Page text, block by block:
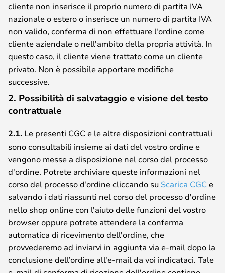
cliente non inserisce il proprio numero di partita IVA
nazionale o estero o inserisce un numero di partita IVA
non valido, conferma di non effettuare l'ordine come
cliente aziendale o nell'ambito della propria attività. In
questo caso, il cliente viene trattato come un cliente
privato. Non è possibile apportare modifiche
successive.
2. Possibilità di salvataggio e visione del testo
contrattuale
2.1. Le presenti CGC e le altre disposizioni contrattuali
sono consultabili insieme ai dati del vostro ordine e
vengono messe a disposizione nel corso del processo
d'ordine. Potrete archiviare queste informazioni nel
corso del processo d’ordine cliccando su Scarica CGC e
salvando i dati riassunti nel corso del processo d'ordine
nello shop online con l'aiuto delle funzioni del vostro
browser oppure potrete attendere la conferma
automatica di ricevimento dell'ordine, che
provvederemo ad inviarvi in aggiunta via e-mail dopo la
conclusione dell’ordine all'e-mail da voi indicataci. Tale